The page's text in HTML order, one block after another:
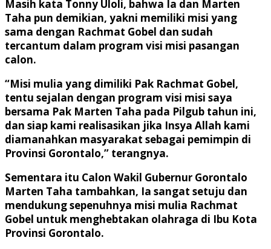
Masih kata Tonny Uloli, bahwa Ia dan Marten
Taha pun demikian, yakni memiliki misi yang
sama dengan Rachmat Gobel dan sudah
tercantum dalam program visi misi pasangan
calon.
“Misi mulia yang dimiliki Pak Rachmat Gobel,
tentu sejalan dengan program visi misi saya
bersama Pak Marten Taha pada Pilgub tahun ini,
dan siap kami realisasikan jika Insya Allah kami
diamanahkan masyarakat sebagai pemimpin di
Provinsi Gorontalo,” terangnya.
Sementara itu Calon Wakil Gubernur Gorontalo
Marten Taha tambahkan, Ia sangat setuju dan
mendukung sepenuhnya misi mulia Rachmat
Gobel untuk menghebtakan olahraga di Ibu Kota
Provinsi Gorontalo.